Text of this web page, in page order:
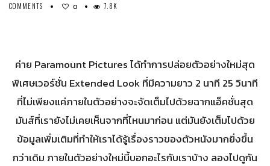
COMMENTS
0 7.8K
ค่าย Paramount Pictures ได้ทำการปล่อยตัวอย่างใหม่สุด
พิเศษเวอร์ชั่น Extended Look ที่มีความยาว 2 นาที 25 วินาที
ที่ไม่เพียงแค่ภายในตัวอย่างจะจัดเต็มไปด้วยฉากแอ็คชั่นสุด
มันส์ที่เรายังไม่เคยเห็นจากที่ไหนมาก่อน แต่มันยังเต็มไปด้วย
ข้อมูลเพิ่มเติมที่ทำให้เราได้รู้เรื่องราวของตัวหนังมากยิ่งขึ้น
กว่าเดิม ภายในตัวอย่างใหม่นี้บอกอะไรกับเราบ้าง ลองไปดูกัน